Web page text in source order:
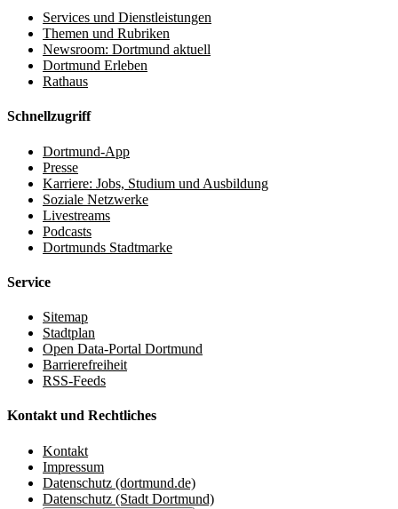
Services und Dienstleistungen
Themen und Rubriken
Newsroom: Dortmund aktuell
Dortmund Erleben
Rathaus
Schnellzugriff
Dortmund-App
Presse
Karriere: Jobs, Studium und Ausbildung
Soziale Netzwerke
Livestreams
Podcasts
Dortmunds Stadtmarke
Service
Sitemap
Stadtplan
Open Data-Portal Dortmund
Barrierefreiheit
RSS-Feeds
Kontakt und Rechtliches
Kontakt
Impressum
Datenschutz (dortmund.de)
Datenschutz (Stadt Dortmund)